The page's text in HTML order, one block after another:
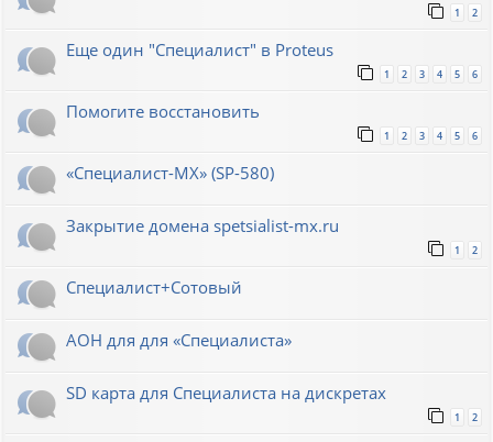
1 2
Еще один "Специалист" в Proteus
1 2 3 4 5 6
Помогите восстановить
1 2 3 4 5 6
«Специалист-МХ» (SP-580)
Закрытие домена spetsialist-mx.ru
1 2
Специалист+Сотовый
АОН для для «Специалиста»
SD карта для Cпециалиста на дискретах
1 2